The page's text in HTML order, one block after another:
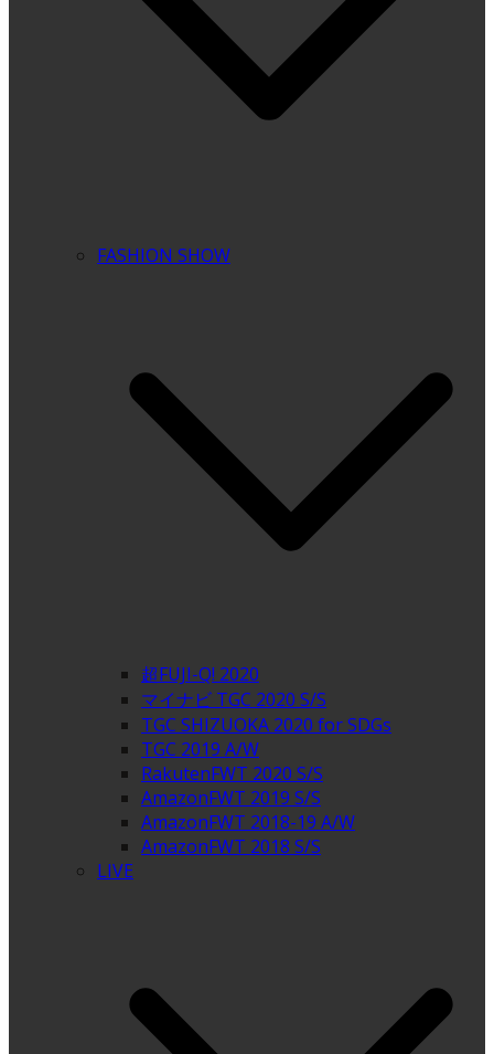
FASHION SHOW
超FUJI-Q! 2020
マイナビ TGC 2020 S/S
TGC SHIZUOKA 2020 for SDGs
TGC 2019 A/W
RakutenFWT 2020 S/S
AmazonFWT 2019 S/S
AmazonFWT 2018-19 A/W
AmazonFWT 2018 S/S
LIVE